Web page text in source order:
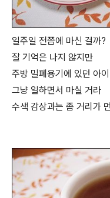
일주일 전쯤에 마신 걸까?
잘 기억은 나지 않지만
주방 밀폐용기에 있던 아
그냥 일하면서 마실 거라
수색 감상과는 좀 거리가